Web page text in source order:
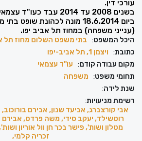
עורכי דין.
בשנים 2008 עד 2014 עבד כעו"ד עצמאי.
ביום 18.6.2014 מונה לכהונת
(ענייני משפחה) במחוז תל אביב יפו.
היכל המשפט:
בתי משפט השלום מחוז תל
כתובת:
ויצמן‬ 1, תל אביב-יפו
מקום עבודה קודם:
עו"ד עצמאי
תחומי משפט:
משפחה
שנת לידה:
רשימת מניעויות:
אבי קורצברג, אביעד שנון, אבירם בורוכוב,
רוטשילד, יעקב סידי, משה פרדס, אבירם
מטלון ושות', פישר בכר חן וול אוריון
זכריה קלמי,